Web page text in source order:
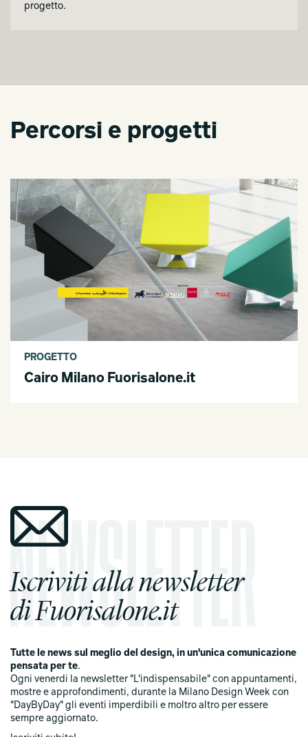
progetto.
Percorsi e progetti
PROGETTO
Cairo Milano Fuorisalone.it
Iscriviti alla newsletter
di Fuorisalone.it
Tutte le news sul meglio del design, in un'unica comunicazione
pensata per te.
Ogni venerdi la newsletter "L'indispensabile" con appuntamenti,
mostre e approfondimenti, durante la Milano Design Week con
"DayByDay" gli eventi imperdibili e moltro altro per essere
sempre aggiornato.